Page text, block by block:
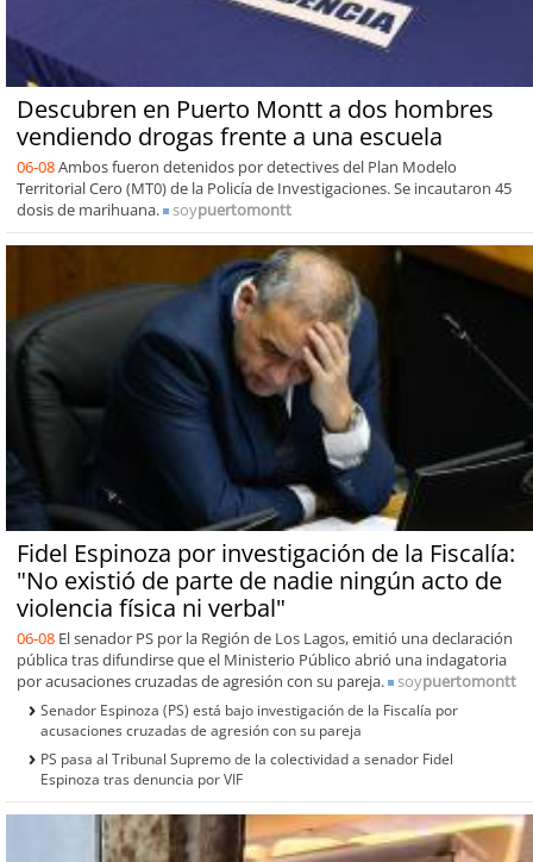
Descubren en Puerto Montt a dos hombres
vendiendo drogas frente a una escuela
06-08Ambos fueron detenidos por detectives del Plan Modelo
Territorial Cero (MT0) de la Policía de Investigaciones. Se incautaron 45
dosis de marihuana.
soypuertomontt
Fidel Espinoza por investigación de la Fiscalía:
"No existió de parte de nadie ningún acto de
violencia física ni verbal"
06-08 El senador PS por la Región de Los Lagos, emitió una declaración
pública tras difundirse que el Ministerio Público abrió una indagatoria
por acusaciones cruzadas de agresión con su pareja.
soypuertomontt
Senador Espinoza (PS) está bajo investigación de la Fiscalía por
acusaciones cruzadas de agresión con su pareja
PS pasa al Tribunal Supremo de la colectividad a senador Fidel
Espinoza tras denuncia por VIF